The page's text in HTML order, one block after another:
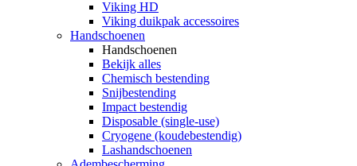
Viking HD
Viking duikpak accessoires
Handschoenen
Handschoenen
Bekijk alles
Chemisch bestending
Snijbestending
Impact bestendig
Disposable (single-use)
Cryogene (koudebestendig)
Lashandschoenen